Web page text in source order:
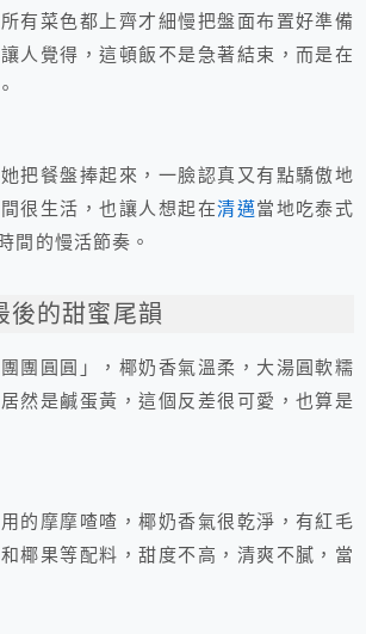
有菜色都上齊才細慢把盤面布置好準備
人覺得，這頓飯不是急著結束，而是在
把餐盤捧起來，一臉認真又有點驕傲地
很生活，也讓人想起在清邁當地吃泰式
間的慢活節奏。
後的甜蜜尾韻
團圓圓」，椰奶香氣溫柔，大湯圓軟糯
然是鹹蛋黃，這個反差很可愛，也算是
的摩摩喳喳，椰奶香氣很乾淨，有紅毛
椰果等配料，甜度不高，清爽不膩，當